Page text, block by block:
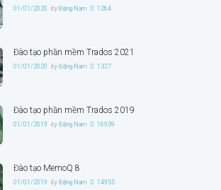
01/01/2020 byĐặng Nam 1264
Đào tạo phần mềm Trados 2021
01/01/2020 byĐặng Nam 1327
Đào tạo phần mềm Trados 2019
01/01/2019 byĐặng Nam 16939
Đào tạo MemoQ 8
01/01/2019 byĐặng Nam 14955